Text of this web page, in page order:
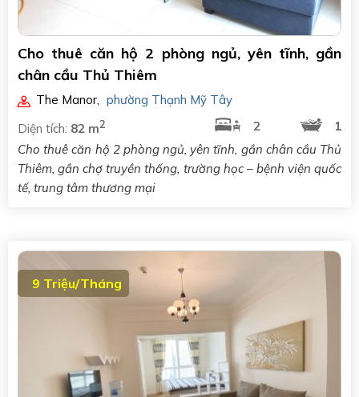
Cho thuê căn hộ 2 phòng ngủ, yên tĩnh, gần
chân cầu Thủ Thiêm
The Manor
phường Thạnh Mỹ Tây
Diện tích: 82 m2 2
1
Cho thuê căn hộ 2 phòng ngủ, yên tĩnh, gần chân cầu Thủ
Thiêm, gần chợ truyền thống, trường học – bệnh viện quốc
tế, trung tâm thương mại
9 Triệu/Tháng